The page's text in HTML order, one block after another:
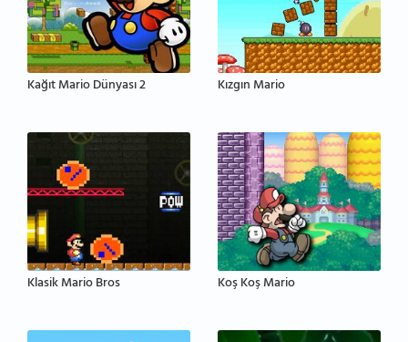
Kağıt Mario Dünyası 2 Kızgın Mario
Klasik Mario Bros Koş Koş Mario